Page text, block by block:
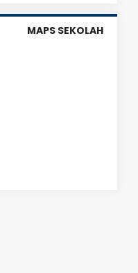
MAPS SEKOLAH